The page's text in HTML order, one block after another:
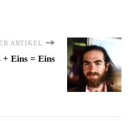
ARTIKEL
+ Eins = Eins